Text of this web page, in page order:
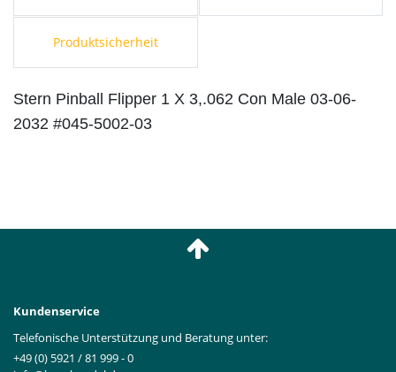
Produktsicherheit
Stern Pinball Flipper 1 X 3,.062 Con Male 03-06-
2032 #045-5002-03
Kundenservice
Telefonische Unterstützung und Beratung unter:
+49 (0) 5921 / 81 999 - 0